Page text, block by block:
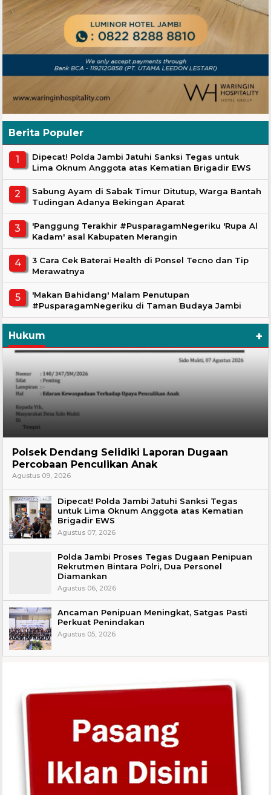
Berita Populer
Dipecat! Polda Jambi Jatuhi Sanksi Tegas untuk
Lima Oknum Anggota atas Kematian Brigadir EWS
Sabung Ayam di Sabak Timur Ditutup, Warga Bantah
Tudingan Adanya Bekingan Aparat
'Panggung Terakhir #PusparagamNegeriku 'Rupa Al
Kadam' asal Kabupaten Merangin
3 Cara Cek Baterai Health di Ponsel Tecno dan Tip
Merawatnya
'Makan Bahidang' Malam Penutupan
#PusparagamNegeriku di Taman Budaya Jambi
Hukum +
Polsek Dendang Selidiki Laporan Dugaan
Percobaan Penculikan Anak
Agustus 09, 2026
Dipecat! Polda Jambi Jatuhi Sanksi Tegas
untuk Lima Oknum Anggota atas Kematian
Brigadir EWS
Agustus 07, 2026
Polda Jambi Proses Tegas Dugaan Penipuan
Rekrutmen Bintara Polri, Dua Personel
Diamankan
Agustus 06, 2026
Ancaman Penipuan Meningkat, Satgas Pasti
Perkuat Penindakan
Agustus 05, 2026